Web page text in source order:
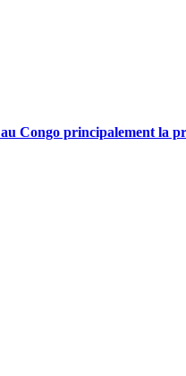
Congo principalement la